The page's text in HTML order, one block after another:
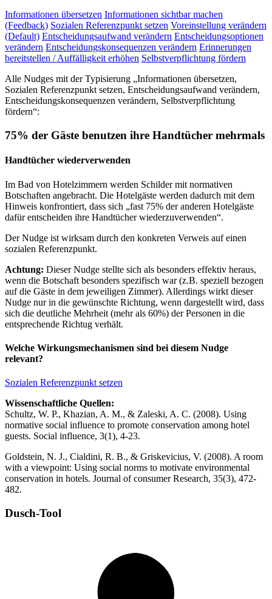
Informationen übersetzen Informationen sichtbar machen
(Feedback) Sozialen Referenzpunkt setzen Voreinstellung verändern
(Default) Entscheidungsaufwand verändern Entscheidungsoptionen
verändern Entscheidungskonsequenzen verändern Erinnerungen
bereitstellen / Auffälligkeit erhöhen Selbstverpflichtung fördern
Alle Nudges mit der Typisierung „Informationen übersetzen,
Sozialen Referenzpunkt setzen, Entscheidungsaufwand verändern,
Entscheidungskonsequenzen verändern, Selbstverpflichtung
fördern“:
75% der Gäste benutzen ihre Handtücher mehrmals
Handtücher wiederverwenden
Im Bad von Hotelzimmern werden Schilder mit normativen
Botschaften angebracht. Die Hotelgäste werden dadurch mit dem
Hinweis konfrontiert, dass sich „fast 75% der anderen Hotelgäste
dafür entscheiden ihre Handtücher wiederzuverwenden“.
Der Nudge ist wirksam durch den konkreten Verweis auf einen
sozialen Referenzpunkt.
Achtung: Dieser Nudge stellte sich als besonders effektiv heraus,
wenn die Botschaft besonders spezifisch war (z.B. speziell bezogen
auf die Gäste in dem jeweiligen Zimmer). Allerdings wirkt dieser
Nudge nur in die gewünschte Richtung, wenn dargestellt wird, dass
sich die deutliche Mehrheit (mehr als 60%) der Personen in die
entsprechende Richtug verhält.
Welche Wirkungsmechanismen sind bei diesem Nudge
relevant?
Sozialen Referenzpunkt setzen
Wissenschaftliche Quellen:
Schultz, W. P., Khazian, A. M., & Zaleski, A. C. (2008). Using
normative social influence to promote conservation among hotel
guests. Social influence, 3(1), 4-23.
Goldstein, N. J., Cialdini, R. B., & Griskevicius, V. (2008). A room
with a viewpoint: Using social norms to motivate environmental
conservation in hotels. Journal of consumer Research, 35(3), 472-
482.
Dusch-Tool